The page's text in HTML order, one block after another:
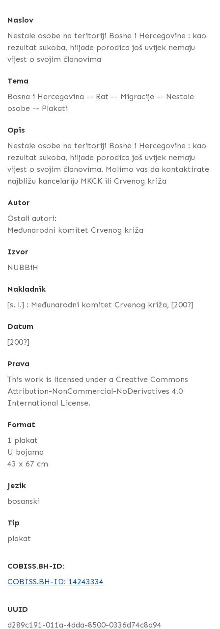
Naslov
Nestale osobe na teritoriji Bosne i Hercegovine : kao
rezultat sukoba, hiljade porodica još uvijek nemaju
vijest o svojim članovima
Tema
Bosna i Hercegovina -- Rat -- Migracije -- Nestale
osobe -- Plakati
Opis
Nestale osobe na teritoriji Bosne i Hercegovine : kao
rezultat sukoba, hiljade porodica još uvijek nemaju
vijest o svojim članovima. Molimo vas da kontaktirate
najbližu kancelariju MKCK ili Crvenog križa
Autor
Ostali autori:
Međunarodni komitet Crvenog križa
Izvor
NUBBiH
Nakladnik
[s. l.] : Međunarodni komitet Crvenog križa, [200?]
Datum
[200?]
Prava
This work is licensed under a Creative Commons
Attribution-NonCommercial-NoDerivatives 4.0
International License.
Format
1 plakat
U bojama
43 x 67 cm
Jezik
bosanski
Tip
plakat
COBISS.BH-ID:
COBISS.BH-ID: 14243334
UUID
d289c191-011a-4dda-8500-0336d74c8a94